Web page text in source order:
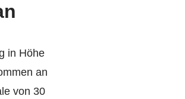
in Höhe
an
von 30